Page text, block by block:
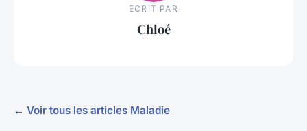
ECRIT PAR
Chloé
← Voir tous les articles Maladie